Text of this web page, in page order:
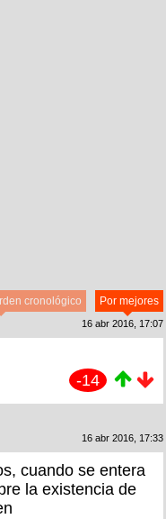
Por mejores
cronológico
16 abr 2016, 17:07
-14
16 abr 2016, 17:33
cuando se entera
la existencia de